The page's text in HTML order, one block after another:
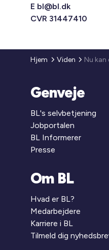
E bl@bl.dk
CVR 31447410
Hjem Viden
Genveje
BL's selvbetjening
Jobportalen
BL Informerer
Presse
Om BL
Hvad er BL?
Medarbejdere
Karriere i BL
Tilmeld dig